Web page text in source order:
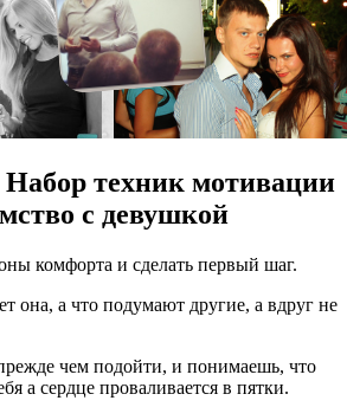
техник мотивации
с девушкой
комфорта и сделать первый шаг.
она, а что подумают другие, а вдруг не
чем подойти, и понимаешь, что
а сердце проваливается в пятки.